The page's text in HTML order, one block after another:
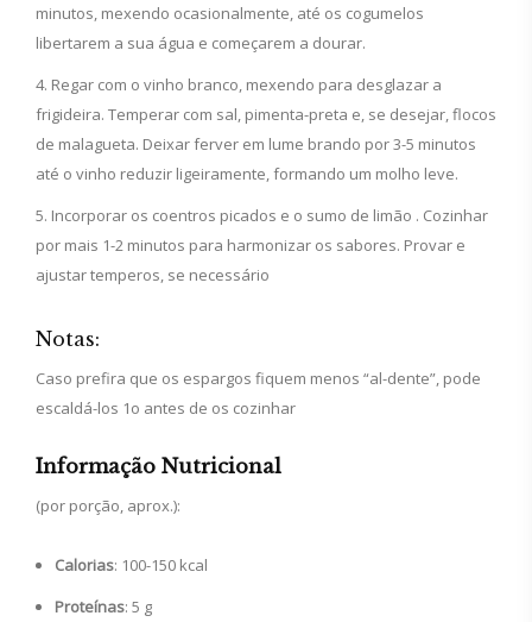
minutos, mexendo ocasionalmente, até os cogumelos
libertarem a sua água e começarem a dourar.
Regar com o vinho branco, mexendo para desglazar a
frigideira. Temperar com sal, pimenta-preta e, se desejar, flocos
de malagueta. Deixar ferver em lume brando por 3-5 minutos
até o vinho reduzir ligeiramente, formando um molho leve.
Incorporar os coentros picados e o sumo de limão . Cozinhar
por mais 1-2 minutos para harmonizar os sabores. Provar e
ajustar temperos, se necessário
Notas:
Caso prefira que os espargos fiquem menos “al-dente”, pode
escaldá-los 1o antes de os cozinhar
Informação Nutricional
(por porção, aprox.):
Calorias: 100-150 kcal
Proteínas: 5 g